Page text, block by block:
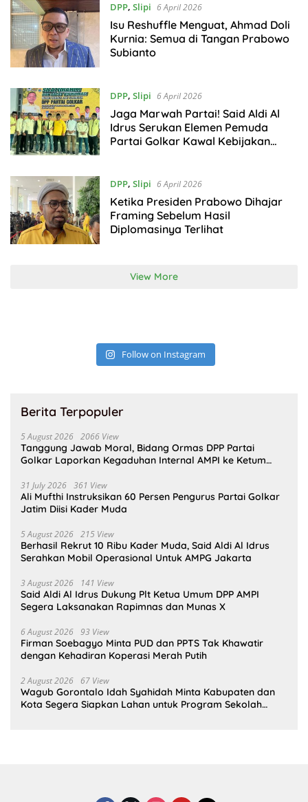
DPP, Slipi 6 April 2026
Isu Reshuffle Menguat, Ahmad Doli
Kurnia: Semua di Tangan Prabowo
Subianto
DPP, Slipi 6 April 2026
Jaga Marwah Partai! Said Aldi Al
Idrus Serukan Elemen Pemuda
Partai Golkar Kawal Kebijakan
DPP, Slipi 6 April 2026
Ketika Presiden Prabowo Dihajar
Framing Sebelum Hasil
Diplomasinya Terlihat
View More
Follow on Instagram
Berita Terpopuler
5 August 2026 2066 View
Tanggung Jawab Moral, Bidang Ormas DPP Partai
Golkar Laporkan Kegaduhan Internal AMPI ke Ketum
31 July 2026 361 View
Ali Mufthi Instruksikan 60 Persen Pengurus Partai Golkar
Jatim Diisi Kader Muda
5 August 2026 215 View
Berhasil Rekrut 10 Ribu Kader Muda, Said Aldi Al Idrus
Serahkan Mobil Operasional Untuk AMPG Jakarta
3 August 2026 141 View
Said Aldi Al Idrus Dukung Plt Ketua Umum DPP AMPI
Segera Laksanakan Rapimnas dan Munas X
6 August 2026 93 View
Firman Soebagyo Minta PUD dan PPTS Tak Khawatir
dengan Kehadiran Koperasi Merah Putih
2 August 2026 67 View
Wagub Gorontalo Idah Syahidah Minta Kabupaten dan
Kota Segera Siapkan Lahan untuk Program Sekolah